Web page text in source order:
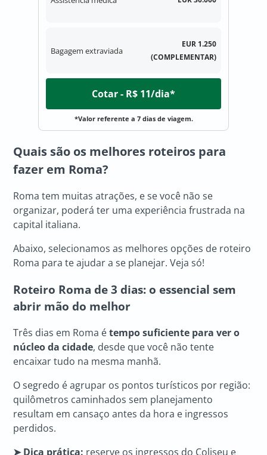
Bagagem extraviada
EUR 1.250
(COMPLEMENTAR)
Cotar - R$ 11/dia*
*Valor referente a 7 dias de viagem.
Quais são os melhores roteiros para
fazer em Roma?
Roma tem muitas atrações, e se você não se
organizar, poderá ter uma experiência frustrada na
capital italiana.
Abaixo, selecionamos as melhores opções de roteiro
Roma para te ajudar a se planejar. Veja só!
Roteiro Roma de 3 dias: o essencial sem
abrir mão do melhor
Três dias em Roma étempo suficiente para ver o
núcleo da cidade, desde que você não tente
encaixar tudo na mesma manhã.
O segredo é agrupar os pontos turísticos por região:
quilômetros caminhados sem planejamento
resultam em cansaço antes da hora e ingressos
perdidos.
➤ Dica prática: reserve os ingressos do Coliseu e